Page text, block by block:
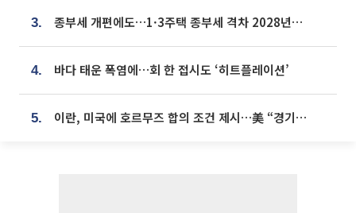
3. 종부세 개편에도…1·3주택 종부세 격차 2028년부터 확대
4. 바다 태운 폭염에…회 한 접시도 ‘히트플레이션’
5. 이란, 미국에 호르무즈 합의 조건 제시…美 “경기 아직 안 끝나” [종합]